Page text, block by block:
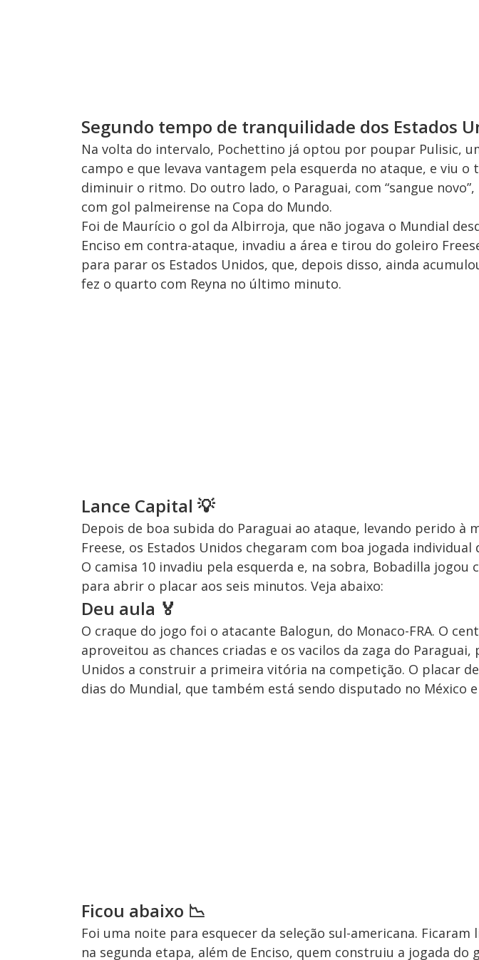
Segundo tempo de tranquilidade dos Estados
Na volta do intervalo, Pochettino já optou por poupar Pulisic,
campo e que levava vantagem pela esquerda no ataque, e viu o
diminuir o ritmo. Do outro lado, o Paraguai, com “sangue
com gol palmeirense na Copa do Mundo.
Foi de Maurício o gol da Albirroja, que não jogava o Mundial
Enciso em contra-ataque, invadiu a área e tirou do goleiro
para parar os Estados Unidos, que, depois disso, ainda
fez o quarto com Reyna no último minuto.
Lance Capital 💡
Depois de boa subida do Paraguai ao ataque, levando perido à
Freese, os Estados Unidos chegaram com boa jogada individual
O camisa 10 invadiu pela esquerda e, na sobra, Bobadilla
para abrir o placar aos seis minutos. Veja abaixo:
Deu aula 🏅
O craque do jogo foi o atacante Balogun, do Monaco-FRA. O
aproveitou as chances criadas e os vacilos da zaga do Paraguai,
Unidos a construir a primeira vitória na competição. O placar
dias do Mundial, que também está sendo disputado no México e
Ficou abaixo 📉
Foi uma noite para esquecer da seleção sul-americana.
na segunda etapa, além de Enciso, quem construiu a jogada do